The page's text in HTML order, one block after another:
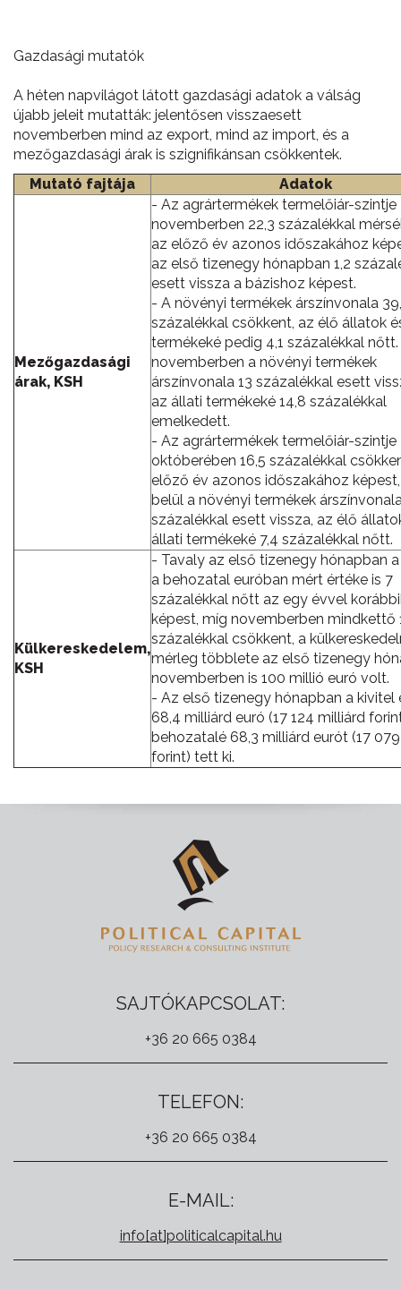
Gazdasági mutatók
A héten napvilágot látott gazdasági adatok a válság
újabb jeleit mutatták: jelentősen visszaesett
novemberben mind az export, mind az import, és a
mezőgazdasági árak is szignifikánsan csökkentek.
Mutató fajtája
Adatok
Mezőgazdasági
árak, KSH
- Az agrártermékek termelőiár-szintje
novemberben 22,3 százalékkal
az előző év azonos időszakához
az első tizenegy hónapban 1,2
esett vissza a bázishoz képest.
- A növényi termékek árszínvonala
százalékkal csökkent, az élő állatok
termékeké pedig 4,1 százalékkal nőtt.
novemberben a növényi termékek
árszínvonala 13 százalékkal esett
az állati termékeké 14,8 százalékkal
emelkedett.
- Az agrártermékek termelőiár-
októberében 16,5 százalékkal
előző év azonos időszakához
belül a növényi termékek
százalékkal esett vissza, az élő
állati termékeké 7,4 százalékkal nőtt.
Külkereskedelem,
KSH
- Tavaly az első tizenegy hónapban
a behozatal euróban mért értéke is 7
százalékkal nőtt az egy évvel
képest, míg novemberben mindkettő
százalékkal csökkent, a
mérleg többlete az első tizenegy
novemberben is 100 millió euró volt.
- Az első tizenegy hónapban a kivitel
68,4 milliárd euró (17 124 milliárd
behozatalé 68,3 milliárd eurót (17
forint) tett ki.
SAJTÓKAPCSOLAT:
+36 20 665 0384
TELEFON:
+36 20 665 0384
E-MAIL:
info[at]politicalcapital.hu